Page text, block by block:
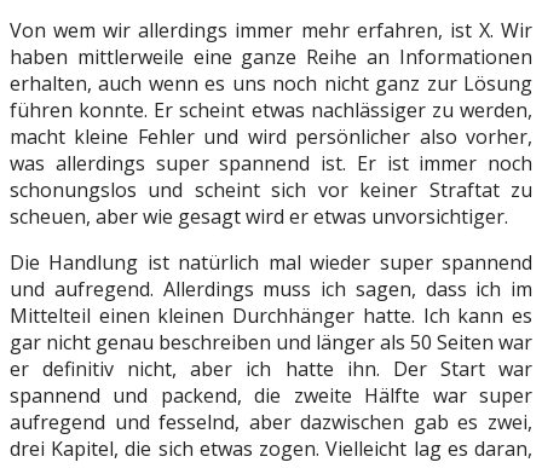
Von wem wir allerdings immer mehr erfahren, ist X. Wir
haben mittlerweile eine ganze Reihe an Informationen
erhalten, auch wenn es uns noch nicht ganz zur Lösung
führen konnte. Er scheint etwas nachlässiger zu werden,
macht kleine Fehler und wird persönlicher also vorher,
was allerdings super spannend ist. Er ist immer noch
schonungslos und scheint sich vor keiner Straftat zu
scheuen, aber wie gesagt wird er etwas unvorsichtiger.
Die Handlung ist natürlich mal wieder super spannend
und aufregend. Allerdings muss ich sagen, dass ich im
Mittelteil einen kleinen Durchhänger hatte. Ich kann es
gar nicht genau beschreiben und länger als 50 Seiten war
er definitiv nicht, aber ich hatte ihn. Der Start war
spannend und packend, die zweite Hälfte war super
aufregend und fesselnd, aber dazwischen gab es zwei,
drei Kapitel, die sich etwas zogen. Vielleicht lag es daran,